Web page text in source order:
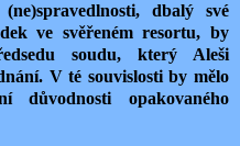
dbalý své
ve svěřeném resortu, by
soudu, který Aleši
V té souvislosti by mělo
důvodnosti opakovaného